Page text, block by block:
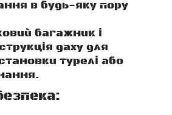
в будь-яку пору
багажник і
даху для
турелі або